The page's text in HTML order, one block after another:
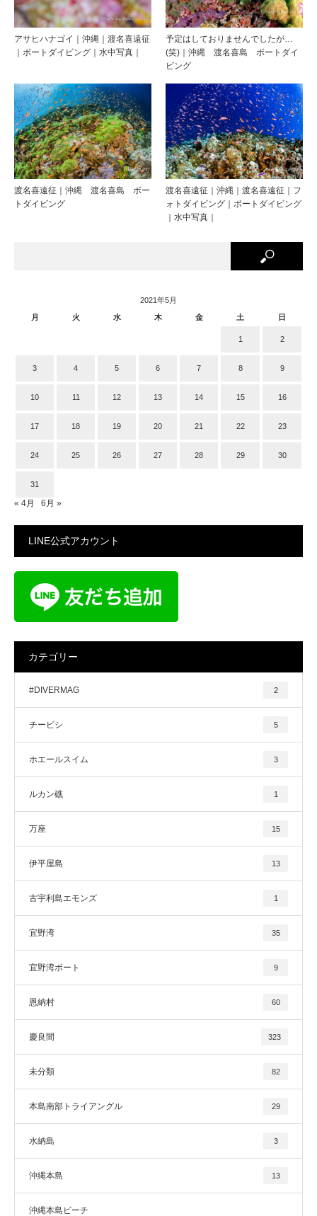
アサヒハナゴイ｜沖縄｜渡名喜遠征
｜ボートダイビング｜水中写真｜
予定はしておりませんでしたが…
(笑)｜沖縄 渡名喜島 ボートダイ
ビング
渡名喜遠征｜沖縄 渡名喜島 ボー
トダイビング
渡名喜遠征｜沖縄｜渡名喜遠征｜フ
ォトダイビング｜ボートダイビング
｜水中写真｜
2021年5月
月
火 水 木 金 土 日
1 2
3 4 5 6 7 8 9
10 11 12 13 14 15 16
17 18 19 20 21 22 23
24 25 26 27 28 29 30
31
« 4月 6月 »
LINE公式アカウント
カテゴリー
#DIVERMAG 2
チービシ 5
ホエールスイム 3
ルカン礁 1
万座 15
伊平屋島 13
古宇利島エモンズ 1
宜野湾 35
宜野湾ボート 9
恩納村 60
慶良間 323
未分類 82
本島南部トライアングル 29
水納島 3
沖縄本島 13
沖縄本島ビーチ